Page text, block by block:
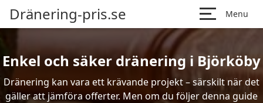
Dränering-pris.se Menu
Enkel och säker dränering i Björköby
Dränering kan vara ett krävande projekt – särskilt när det
gäller att jämföra offerter. Men om du följer denna guide